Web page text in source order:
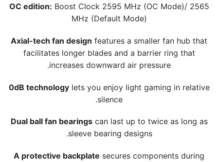
OC edition: Boost Clock 2595 MHz (OC Mode)/ 2565
MHz (Default Mode)
Axial-tech fan design features a smaller fan hub that
facilitates longer blades and a barrier ring that
increases downward air pressure.
0dB technologylets you enjoy light gaming in relative
silence.
Dual ball fan bearingscan last up to twice as long as
sleeve bearing designs.
A protective backplate secures components during